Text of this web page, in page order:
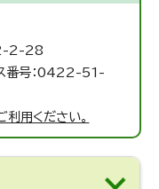
2-28
番号：0422-51-
用ください。